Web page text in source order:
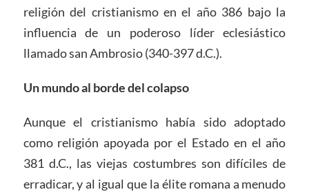
religión del cristianismo en el año 386 bajo la
influencia de un poderoso líder eclesiástico
llamado san Ambrosio (340-397 d.C.).
Un mundo al borde del colapso
Aunque el cristianismo había sido adoptado
como religión apoyada por el Estado en el año
381 d.C., las viejas costumbres son difíciles de
erradicar, y al igual que la élite romana a menudo